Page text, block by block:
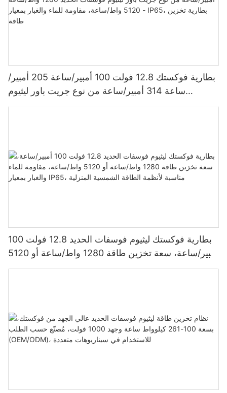
بطارية فوكستك 12.8 فولت 100 أمبير/ساعة 205 أمبير/
ساعة 314 أمبير/ساعة من نوع جريت باور ليثيوم
فوسفات الحديد 1280 واط/ساعة - 5120 واط/ساعة،
بطارية فوكستك ليثيوم فوسفات الحديد 12.8 فولت 100
أمبير/ساعة، سعة تخزين طاقة 1280 واط/ساعة أو 5120
واط/ساعة، مقاومة للماء والغبار بمعيار IP65، مناسبة